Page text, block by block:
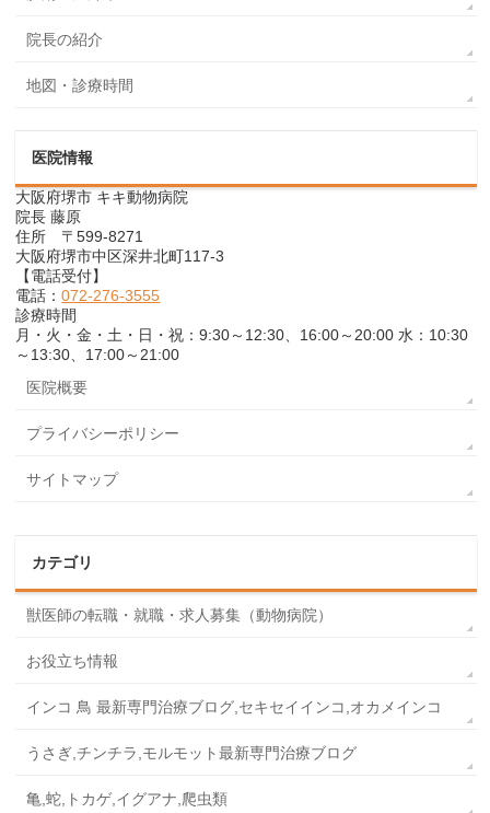
院長の紹介
地図・診療時間
医院情報
大阪府堺市 キキ動物病院
院長 藤原
住所 〒599-8271
大阪府堺市中区深井北町117-3
【電話受付】
電話：072-276-3555
診療時間
月・火・金・土・日・祝：9:30～12:30、16:00～20:00 水：10:30
～13:30、17:00～21:00
医院概要
プライバシーポリシー
サイトマップ
カテゴリ
獣医師の転職・就職・求人募集（動物病院）
お役立ち情報
インコ 鳥 最新専門治療ブログ,セキセイインコ,オカメインコ
うさぎ,チンチラ,モルモット最新専門治療ブログ
亀,蛇,トカゲ,イグアナ,爬虫類